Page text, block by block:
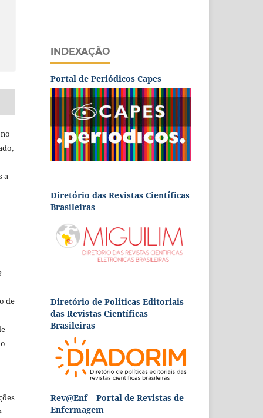
a
de
INDEXAÇÃO
Portal de Periódicos Capes
Diretório das Revistas Científicas
Brasileiras
Diretório de Políticas Editoriais
das Revistas Científicas
Brasileiras
Rev@Enf – Portal de Revistas de
Enfermagem